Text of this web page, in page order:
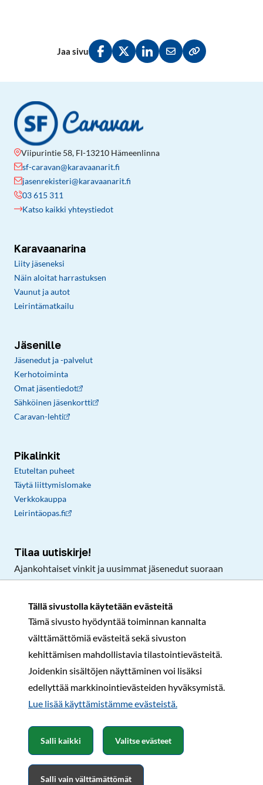
Tällä sivustolla käytetään evästeitä
Tämä sivusto hyödyntää toiminnan kannalta
välttämättömiä evästeitä sekä sivuston
kehittämisen mahdollistavia tilastointievästeitä.
Joidenkin sisältöjen näyttäminen voi lisäksi
edellyttää markkinointievästeiden hyväksymistä.
Lue lisää käyttämistämme evästeistä.​​​​​​
Salli kaikki
Salli vain välttämättömät
Valitse evästeet
Jaa sivu
Jaa Facebookissa
Jaa Twitterissä
Jaa LinkedInissä
Jaa sähköpostitse
Kopioi linkki
Viipurintie 58, FI-13210 Hämeenlinna
sf-caravan@karavaanarit.fi
jasenrekisteri@karavaanarit.fi
03 615 311
Katso kaikki yhteystiedot
Karavaanarina
Liity jäseneksi
Näin aloitat harrastuksen
Vaunut ja autot
Leirintämatkailu
Jäsenille
Jäsenedut ja -palvelut
Kerhotoiminta
Omat jäsentiedot
Sähköinen jäsenkortti
Caravan-lehti
Pikalinkit
Etuteltan puheet
Täytä liittymislomake
Verkkokauppa
Leirintäopas.fi
Tilaa uutiskirje!
Ajankohtaiset vinkit ja uusimmat jäsenedut suoraan
Rekisteri- ja tietosuojaselosteSopimusehdot